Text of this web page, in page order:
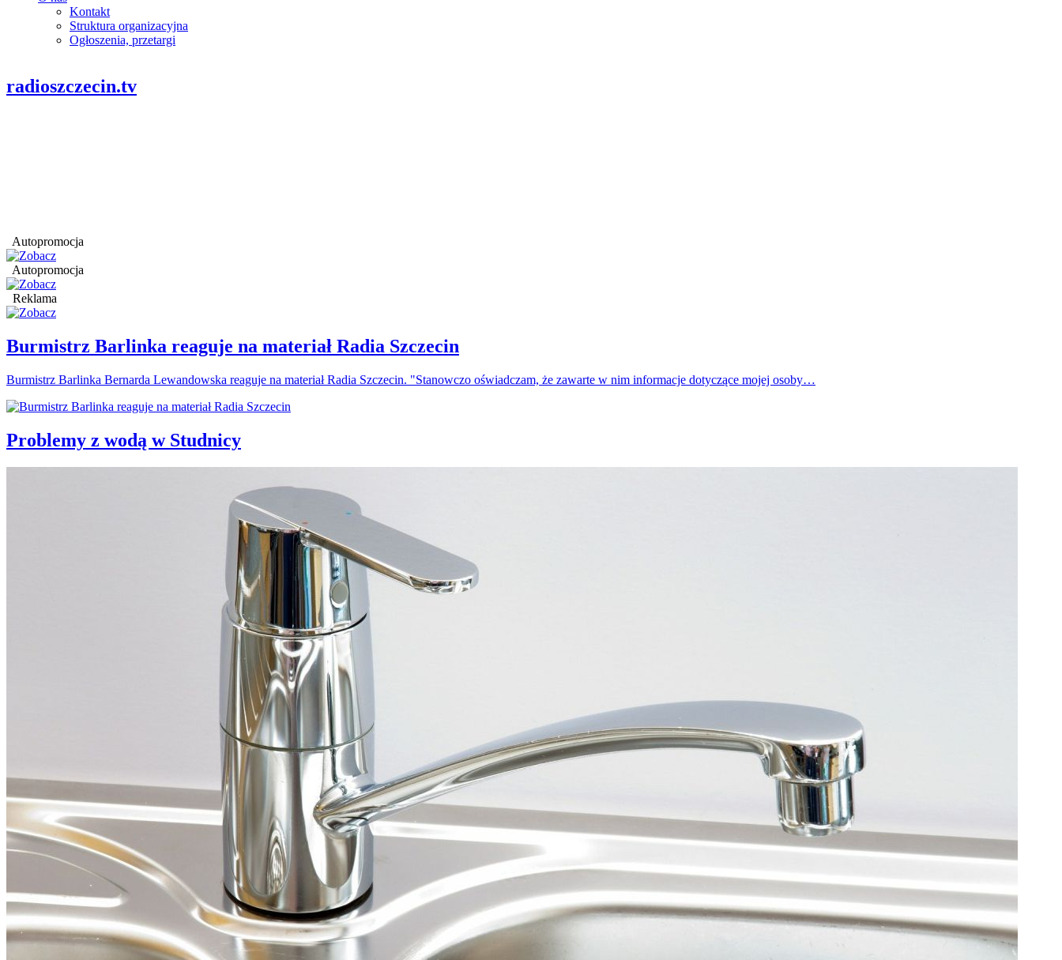
Kontakt
Struktura organizacyjna
Ogłoszenia, przetargi
radioszczecin.tv
Autopromocja
Autopromocja
Reklama
Burmistrz Barlinka reaguje na materiał Radia Szczecin
Burmistrz Barlinka Bernarda Lewandowska reaguje na materiał Radia Szczecin. "Stanowczo oświadczam, że zawarte w nim informacje dotyczące mojej osoby…
Problemy z wodą w Studnicy